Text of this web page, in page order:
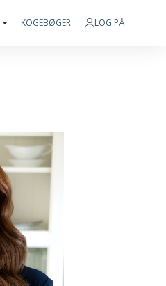
KOGEBØGER LOG PÅ